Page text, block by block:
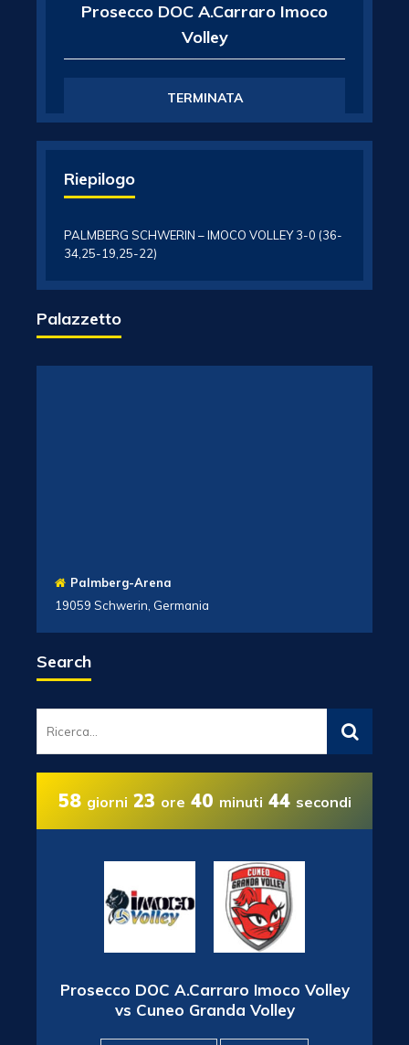
Prosecco DOC A.Carraro Imoco
Volley
TERMINATA
Riepilogo
PALMBERG SCHWERIN – IMOCO VOLLEY 3-0 (36-
34,25-19,25-22)
Palazzetto
Palmberg-Arena
19059 Schwerin, Germania
Search
58 giorni 23 ore 40 minuti 44 secondi
Prosecco DOC A.Carraro Imoco Volley
vs Cuneo Granda Volley